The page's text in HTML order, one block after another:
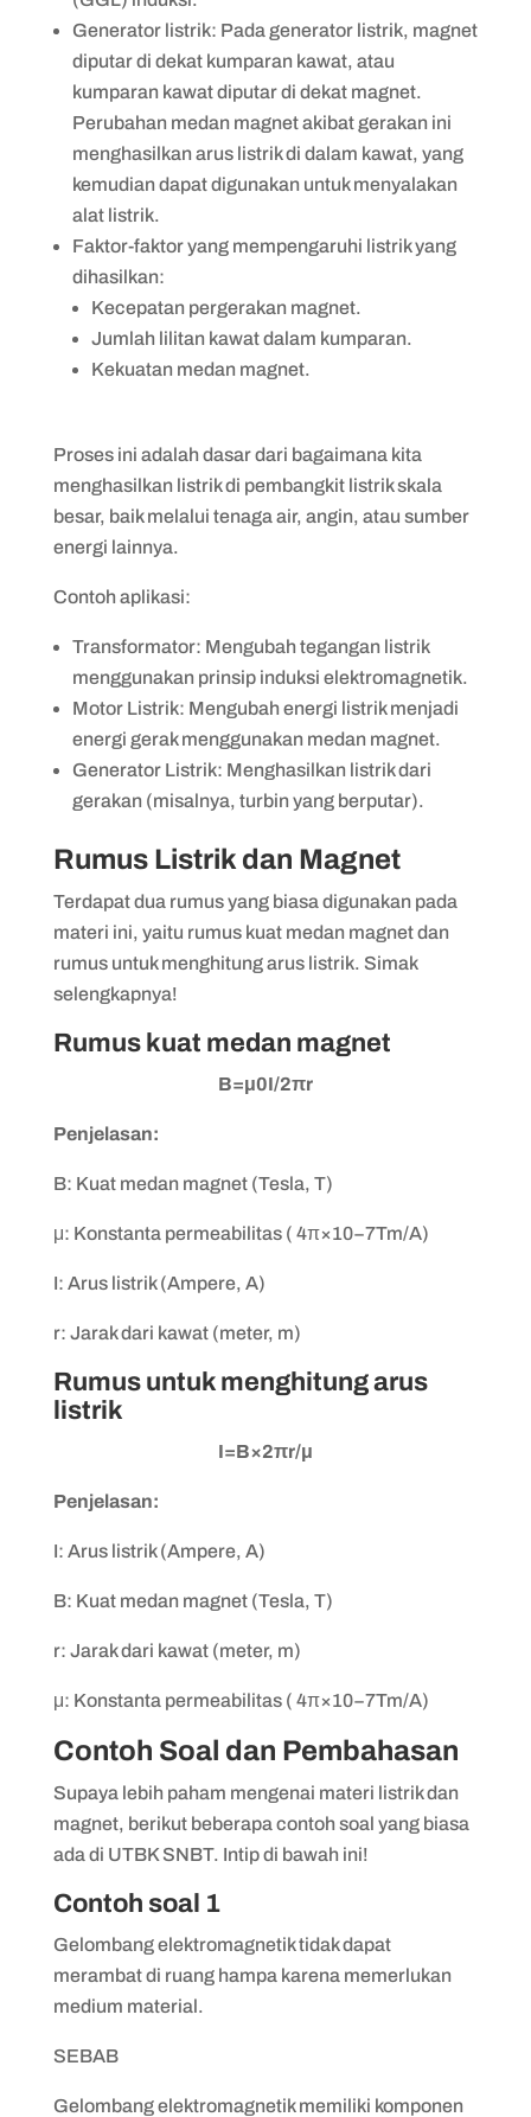
Generator listrik: Pada generator listrik, magnet
diputar di dekat kumparan kawat, atau
kumparan kawat diputar di dekat magnet.
Perubahan medan magnet akibat gerakan ini
menghasilkan arus listrik di dalam kawat, yang
kemudian dapat digunakan untuk menyalakan
alat listrik.
Faktor-faktor yang mempengaruhi listrik yang
dihasilkan:
Kecepatan pergerakan magnet.
Jumlah lilitan kawat dalam kumparan.
Kekuatan medan magnet.
Proses ini adalah dasar dari bagaimana kita
menghasilkan listrik di pembangkit listrik skala
besar, baik melalui tenaga air, angin, atau sumber
energi lainnya.
Contoh aplikasi:
Transformator: Mengubah tegangan listrik
menggunakan prinsip induksi elektromagnetik.
Motor Listrik: Mengubah energi listrik menjadi
energi gerak menggunakan medan magnet.
Generator Listrik: Menghasilkan listrik dari
gerakan (misalnya, turbin yang berputar).
Rumus Listrik dan Magnet
Terdapat dua rumus yang biasa digunakan pada
materi ini, yaitu rumus kuat medan magnet dan
rumus untuk menghitung arus listrik. Simak
selengkapnya!
Rumus kuat medan magnet
B=μ0I/2πr
Penjelasan:
B: Kuat medan magnet (Tesla, T)
μ: Konstanta permeabilitas ( 4π×10−7Tm/A)
I: Arus listrik (Ampere, A)
r: Jarak dari kawat (meter, m)
Rumus untuk menghitung arus
listrik
I=B×2πr/μ
Penjelasan:
I: Arus listrik (Ampere, A)
B: Kuat medan magnet (Tesla, T)
r: Jarak dari kawat (meter, m)
μ: Konstanta permeabilitas ( 4π×10−7Tm/A)
Contoh Soal dan Pembahasan
Supaya lebih paham mengenai materi listrik dan
magnet, berikut beberapa contoh soal yang biasa
ada di UTBK SNBT. Intip di bawah ini!
Contoh soal 1
Gelombang elektromagnetik tidak dapat
merambat di ruang hampa karena memerlukan
medium material.
SEBAB
Gelombang elektromagnetik memiliki komponen